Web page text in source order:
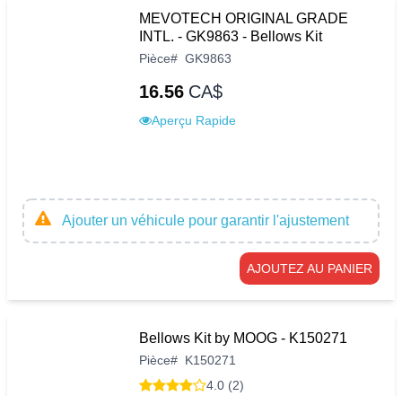
MEVOTECH ORIGINAL GRADE
INTL. - GK9863 - Bellows Kit
Pièce# GK9863
16.56 CA$
Aperçu Rapide
Ajouter un véhicule pour garantir l'ajustement
AJOUTEZ AU PANIER
Bellows Kit by MOOG - K150271
Pièce# K150271
4.0 (2)